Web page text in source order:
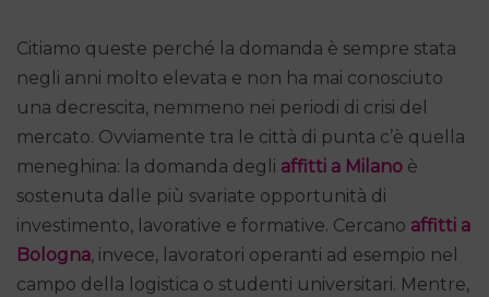
Citiamo queste perché la domanda è sempre stata
negli anni molto elevata e non ha mai conosciuto
una decrescita, nemmeno nei periodi di crisi del
mercato. Ovviamente tra le città di punta c’è quella
meneghina: la domanda degli affitti a Milano è
sostenuta dalle più svariate opportunità di
investimento, lavorative e formative. Cercano affitti a
Bologna, invece, lavoratori operanti ad esempio nel
campo della logistica o studenti universitari. Mentre,